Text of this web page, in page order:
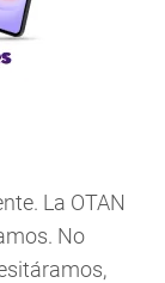
La OTAN
No